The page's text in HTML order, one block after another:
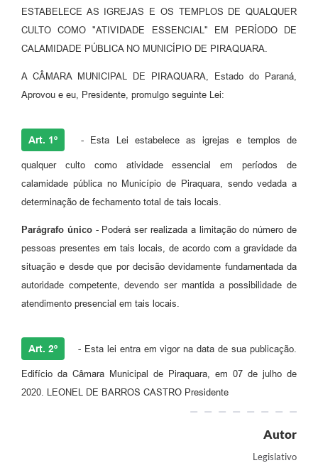
ESTABELECE AS IGREJAS E OS TEMPLOS DE QUALQUER
CULTO COMO "ATIVIDADE ESSENCIAL" EM PERÍODO DE
CALAMIDADE PÚBLICA NO MUNICÍPIO DE PIRAQUARA.
A CÂMARA MUNICIPAL DE PIRAQUARA, Estado do Paraná,
Aprovou e eu, Presidente, promulgo seguinte Lei:
Art. 1º - Esta Lei estabelece as igrejas e templos de
qualquer culto como atividade essencial em períodos de
calamidade pública no Município de Piraquara, sendo vedada a
determinação de fechamento total de tais locais.
Parágrafo único- Poderá ser realizada a limitação do número de
pessoas presentes em tais locais, de acordo com a gravidade da
situação e desde que por decisão devidamente fundamentada da
autoridade competente, devendo ser mantida a possibilidade de
atendimento presencial em tais locais.
Art. 2º - Esta lei entra em vigor na data de sua publicação.
Edifício da Câmara Municipal de Piraquara, em 07 de julho de
2020. LEONEL DE BARROS CASTRO Presidente
Autor
Legislativo